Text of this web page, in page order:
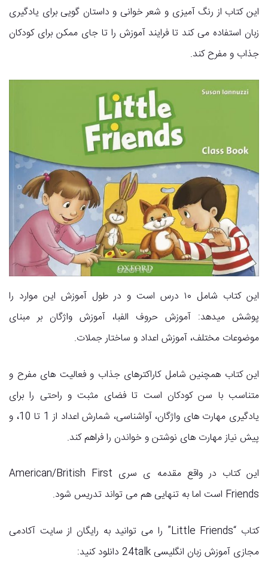
این کتاب از رنگ آمیزی و شعر خوانی و داستان گویی برای یادگیری
زبان استفاده می کند تا فرایند آموزش را تا جای ممکن برای کودکان
جذاب و مفرح کند.
این کتاب شامل ۱۰ درس است و در طول آموزش این موارد را
پوشش میدهد: آموزش حروف الفبا، آموزش واژگان بر مبنای
موضوعات مختلف، آموزش اعداد و ساختار جملات.
این کتاب همچنین شامل کاراکترهای جذاب و فعالیت های مفرح و
متناسب با سن کودکان است تا فضای مثبت و راحتی را برای
یادگیری مهارت های واژگان، آواشناسی، شمارش اعداد از 1 تا 10، و
پیش نیاز مهارت های نوشتن و خواندن را فراهم کند.
این کتاب در واقع مقدمه ی سری American/British First
Friends است اما به تنهایی هم می تواند تدریس شود.
کتاب “Little Friends” را می توانید به رایگان از سایت آکادمی
مجازی آموزش زبان انگلیسی 24talk دانلود کنید: